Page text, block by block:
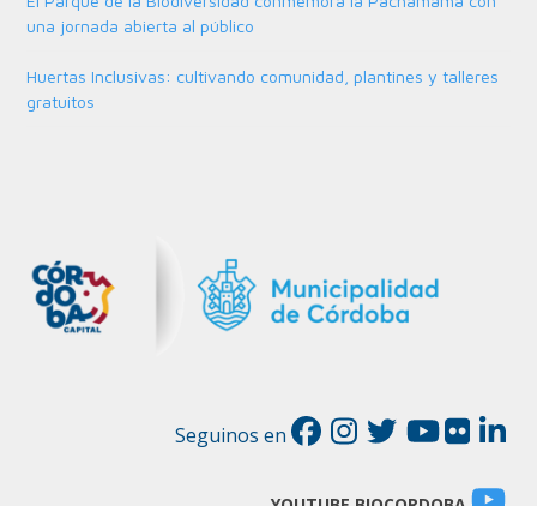
una jornada abierta al público
Huertas Inclusivas: cultivando comunidad, plantines y talleres
gratuitos
Seguinos en